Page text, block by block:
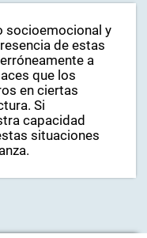
socioemocional y
de estas
a
que los
en ciertas
Si
capacidad
situaciones